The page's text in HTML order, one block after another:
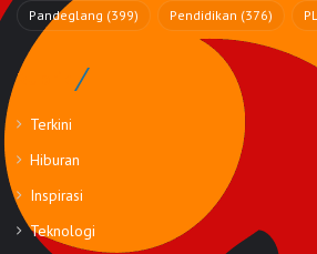
Pandeglang (399) Pendidikan (376)
Rubrik
Terkini
Hiburan
Inspirasi
Teknologi